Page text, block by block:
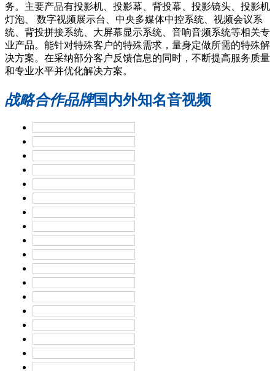
务。主要产品有投影机、投影幕、背投幕、投影镜头、投影机
灯泡、 数字视频展示台、中央多媒体中控系统、视频会议系
统、背投拼接系统、大屏幕显示系统、音响音频系统等相关专
业产品。能针对特殊客户的特殊需求，量身定做所需的特殊解
决方案。在采纳部分客户反馈信息的同时，不断提高服务质量
和专业水平并优化解决方案。
战略合作品牌国内外知名音视频